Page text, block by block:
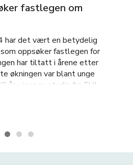
fastlegen om
har det vært en betydelig
oppsøker fastlegen for
har tiltatt i årene etter
økningen var blant unge
år, viser ny studie fra FHI.